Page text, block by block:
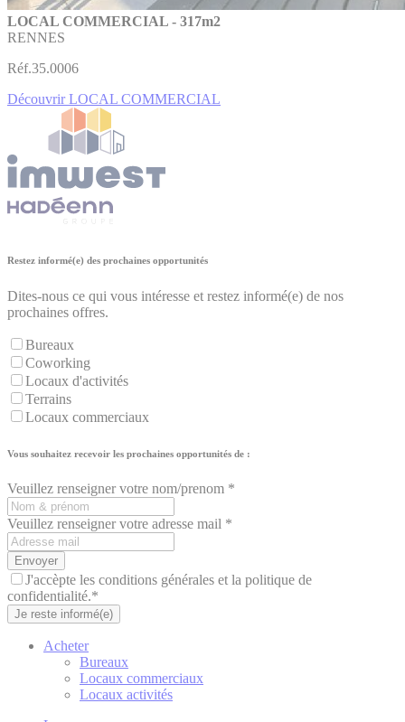
LOCAL COMMERCIAL - 317m2
RENNES
Réf.35.0006
Découvrir LOCAL COMMERCIAL
Restez informé(e) des prochaines opportunités
Dites-nous ce qui vous intéresse et restez informé(e) de nos
prochaines offres.
Bureaux
Coworking
Locaux d'activités
Terrains
Locaux commerciaux
Vous souhaitez recevoir les prochaines opportunités de :
Veuillez renseigner votre nom/prenom *
Veuillez renseigner votre adresse mail *
Envoyer
J'accèpte les conditions générales et la politique de
confidentialité.*
Je reste informé(e)
Acheter
Bureaux
Locaux commerciaux
Locaux activités